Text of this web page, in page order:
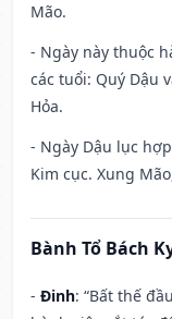
Mão.
- Ngày này thuộc
các tuổi: Quý Dậu
Hỏa.
- Ngày Dậu lục
Kim cục. Xung
Bành Tổ Bách
- Đinh: “Bất thế